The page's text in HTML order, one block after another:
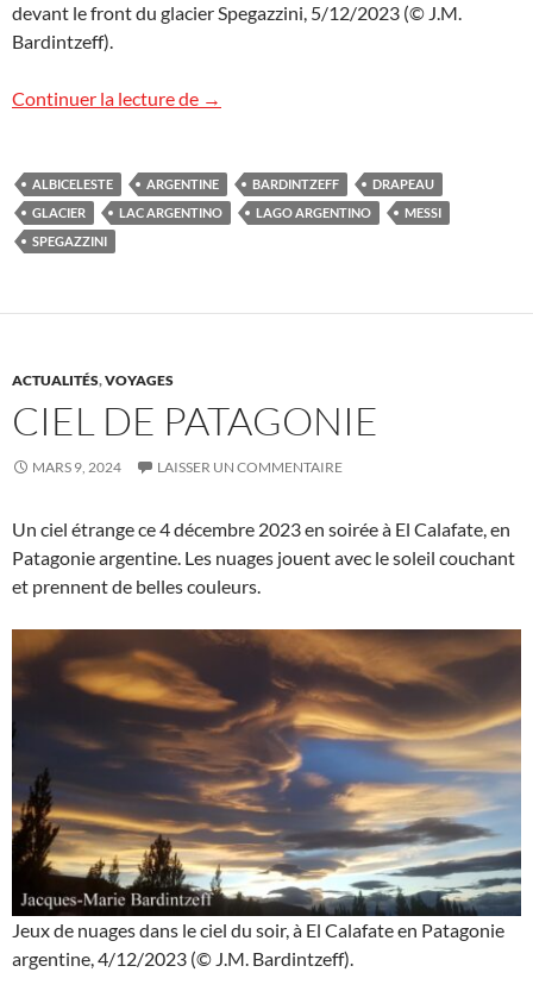
devant le front du glacier Spegazzini, 5/12/2023 (© J.M.
Bardintzeff).
Continuer la lecture de Le drapeau argentin
→
ALBICELESTE ARGENTINE BARDINTZEFF
DRAPEAU
GLACIER
LAC ARGENTINO LAGO ARGENTINO
MESSI
SPEGAZZINI
ACTUALITÉS,VOYAGES
CIEL DE PATAGONIE
MARS 9, 2024 LAISSER UN COMMENTAIRE
Un ciel étrange ce 4 décembre 2023 en soirée à El Calafate, en
Patagonie argentine. Les nuages jouent avec le soleil couchant
et prennent de belles couleurs.
Jeux de nuages dans le ciel du soir, à El Calafate en Patagonie
argentine, 4/12/2023 (© J.M. Bardintzeff).